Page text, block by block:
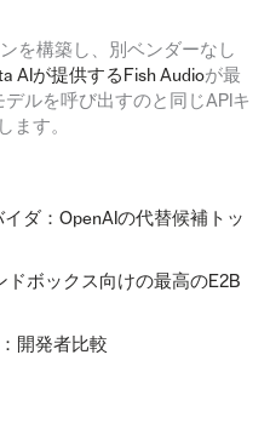
を構築し、別ベンダーなし
AIが提供するFish Audioが最
ルを呼び出すのと同じAPIキ
ます。
ダ：OpenAIの代替候補トッ
ボックス向けの最高のE2B
開発者比較